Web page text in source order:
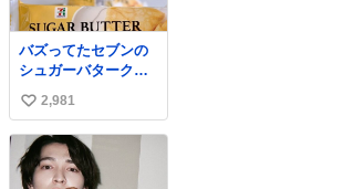
バズってたセブンの
シュガーバタークレ
ープうますぎて
7NOWで買い溜め🛒
💭
い
い
ね
数
2,981